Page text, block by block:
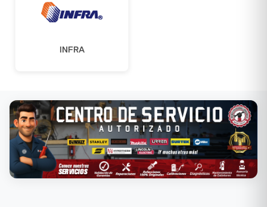
INFRA